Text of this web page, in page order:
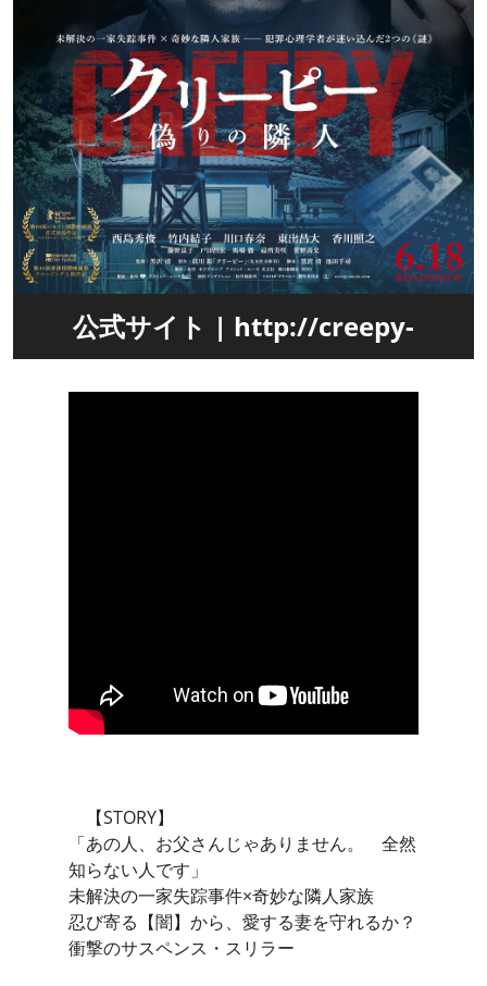
公式サイト | http://creepy-
movie.com
【STORY】
「あの人、お父さんじゃありません。 全然
知らない人です」
未解決の一家失踪事件×奇妙な隣人家族
忍び寄る【闇】から、愛する妻を守れるか？
衝撃のサスペンス・スリラー